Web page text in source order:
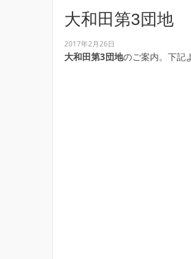
大和田第3団地
2017年2月26日
大和田第3団地のご案内。下記